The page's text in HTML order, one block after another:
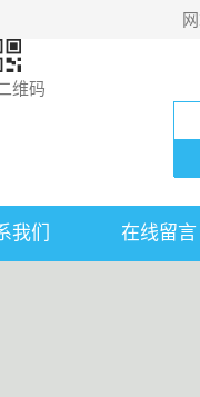
维码
我们 在线留言